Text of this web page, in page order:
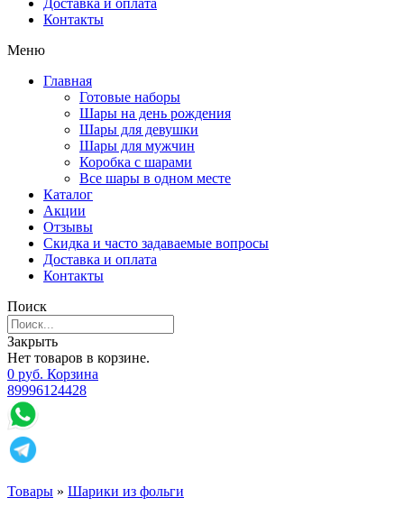
Доставка и оплата
Контакты
Меню
Главная
Готовые наборы
Шары на день рождения
Шары для девушки
Шары для мужчин
Коробка с шарами
Все шары в одном месте
Каталог
Акции
Отзывы
Скидка и часто задаваемые вопросы
Доставка и оплата
Контакты
Поиск
Закрыть
Нет товаров в корзине.
0 руб. Корзина
89996124428
Товары » Шарики из фольги